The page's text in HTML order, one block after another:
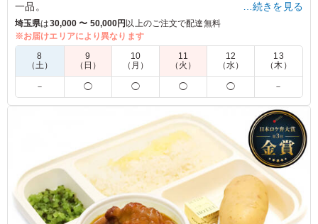
一品。
シーフードのぷりぷりとした食感がたまりません。
うずら卵、マッシュルームも入って具だくさん。
※喫食までにバターが溶けてしまう場合がございます。冷蔵庫
等で保管できるご用意をお願い致します。
※オプションにて店舗ロゴ入りの紙のスリーブケース(化粧箱)
をご用意しております。ご希望の際は下記「ご飯の種類」プル
ダウンよりご選択ください。
また、画像サンプルはカテゴリ：「オプション」内の「スリー
ブケース(化粧箱)」をご参照ください。各商品共通のケースと
なります。
5.0
…続きを見る
埼玉県は30,000 〜 50,000円 以上のご注文で配達無料
※お届けエリアにより異なります
8
（土）
9
（日）
10
（月）
11
（火）
12
（水）
13
（木）
－ ◯ ◯ ◯ ◯ －